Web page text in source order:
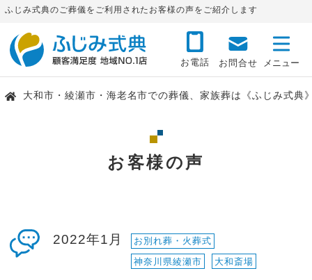
ふじみ式典のご葬儀をご利用されたお客様の声をご紹介します
お電話 お問合せ
大和市・綾瀬市・海老名市での葬儀、家族葬は《ふじみ式典
お客様の声
2022年1月
お別れ葬・火葬式
神奈川県綾瀬市
大和斎場